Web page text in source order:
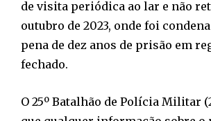
de visita periódica ao lar e não
outubro de 2023, onde foi
pena de dez anos de prisão em
fechado.
O 25º Batalhão de Polícia Militar